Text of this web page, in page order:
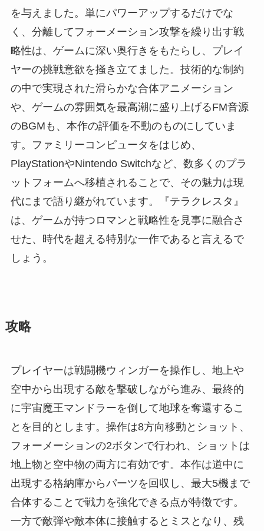
を与えました。単にパワーアップするだけでな
く、分離してフォーメーション攻撃を繰り出す戦
略性は、ゲームに深い奥行きをもたらし、プレイ
ヤーの挑戦意欲を掻き立てました。技術的な制約
の中で実現された滑らかな合体アニメーション
や、ゲームの雰囲気を最高潮に盛り上げるFM音源
のBGMも、本作の評価を不動のものにしていま
す。ファミリーコンピュータをはじめ、
PlayStationやNintendo Switchなど、数多くのプラ
ットフォームへ移植されることで、その魅力は現
代にまで語り継がれています。『テラクレスタ』
は、ゲームが持つロマンと戦略性を見事に融合さ
せた、時代を超える特別な一作であると言えるで
しょう。
攻略
プレイヤーは戦闘機ウィンガーを操作し、地上や
空中から出現する敵を撃破しながら進み、最終的
に宇宙魔王マンドラーを倒して地球を奪還するこ
とを目的とします。操作は8方向移動とショット、
フォーメーションの2ボタンで行われ、ショットは
地上物と空中物の両方に有効です。本作は道中に
出現する格納庫からパーツを回収し、最大5機まで
合体することで戦力を強化できる点が特徴です。
一方で敵弾や敵本体に接触するとミスとなり、残